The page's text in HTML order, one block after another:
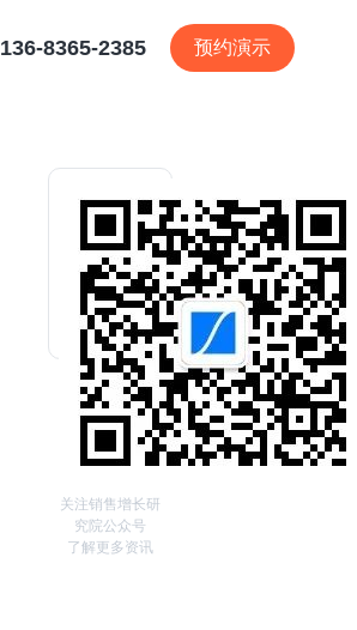
136-8365-2385 预约演示
关注销售增长研
究院公众号
了解更多资讯